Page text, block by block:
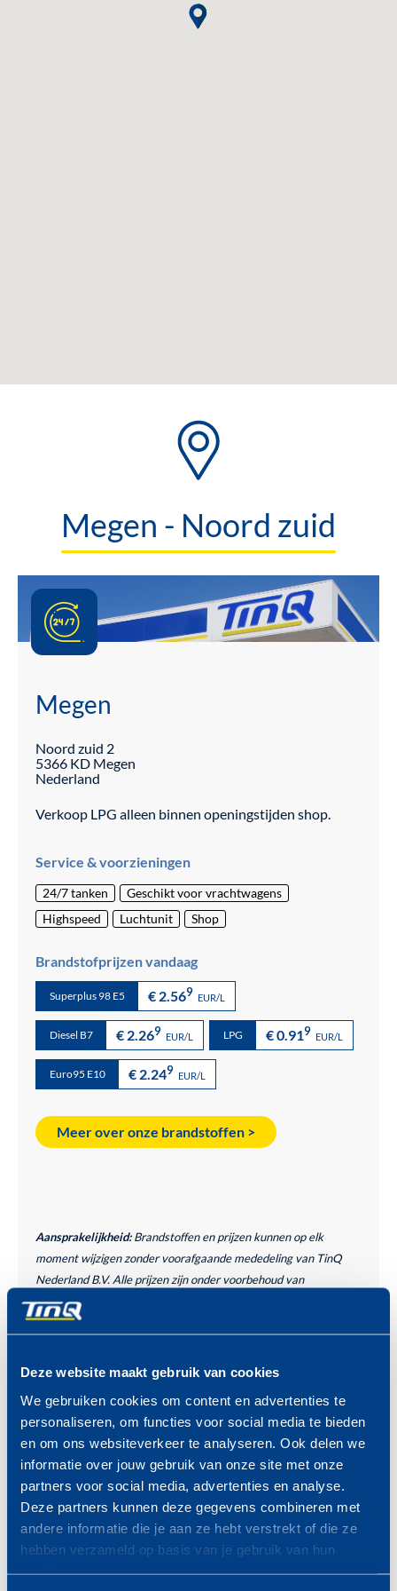
Deze website maakt gebruik van cookies
We gebruiken cookies om content en advertenties te
personaliseren, om functies voor social media te bieden
en om ons websiteverkeer te analyseren. Ook delen we
informatie over jouw gebruik van onze site met onze
partners voor social media, advertenties en analyse.
Deze partners kunnen deze gegevens combineren met
andere informatie die je aan ze hebt verstrekt of die ze
hebben verzameld op basis van je gebruik van hun
services.
Megen - Noord zuid
Megen
Noord zuid 2
5366 KD Megen
Nederland
Verkoop LPG alleen binnen openingstijden shop.
Service & voorzieningen
24/7 tanken
Geschikt voor vrachtwagens
Highspeed
Luchtunit Shop
Brandstofprijzen vandaag
Superplus 98 E5 € 2.569 EUR/L
Diesel B7 € 2.269 EUR/L LPG € 0.919 EUR/L
Euro95 E10 € 2.249 EUR/L
Meer over onze brandstoffen >
Aansprakelijkheid:Brandstoffen en prijzen kunnen op elk
moment wijzigen zonder voorafgaande mededeling van TinQ
Nederland B.V. Alle prijzen zijn onder voorbehoud van
tekstfouten. Voor de gevolgen van tekstfouten wordt geen
aansprakelijkheid aanvaard. Bij tekstfouten is TinQ Nederland
producten volgens de foutieve prijs/prijzen te leveren.
ZONDAG 23 AUGUSTUS
VAN 09.00 -19.00 UUR